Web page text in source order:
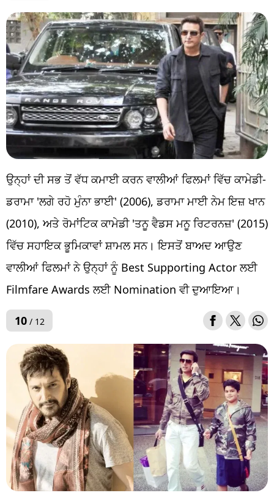
ਉਨ੍ਹਾਂ ਦੀ ਸਭ ਤੋਂ ਵੱਧ ਕਮਾਈ ਕਰਨ ਵਾਲੀਆਂ ਫਿਲਮਾਂ ਵਿੱਚ ਕਾਮੇਡੀ-
ਡਰਾਮਾ 'ਲਗੇ ਰਹੋ ਮੁੰਨਾ ਭਾਈ' (2006), ਡਰਾਮਾ ਮਾਈ ਨੇਮ ਇਜ਼ ਖਾਨ
(2010), ਅਤੇ ਰੋਮਾਂਟਿਕ ਕਾਮੇਡੀ 'ਤਨੂ ਵੈਡਸ ਮਨੂ ਰਿਟਰਨਜ਼' (2015)
ਵਿੱਚ ਸਹਾਇਕ ਭੂਮਿਕਾਵਾਂ ਸ਼ਾਮਲ ਸਨ। ਇਸਤੋਂ ਬਾਅਦ ਆਉਣ
ਵਾਲੀਆਂ ਫਿਲਮਾਂ ਨੇ ਉਨ੍ਹਾਂ ਨੂੰ Best Supporting Actor ਲਈ
Filmfare Awards ਲਈ Nomination ਵੀ ਦੁਆਇਆ।
10/ 12